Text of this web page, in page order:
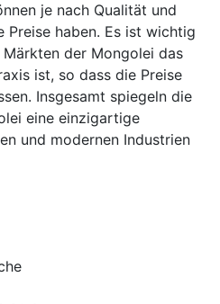
je nach Qualität und
Preise haben. Es ist wichtig
der Mongolei das
ist, so dass die Preise
Insgesamt spiegeln die
eine einzigartige
und modernen Industrien